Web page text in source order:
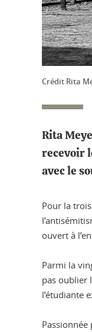
Crédit Rita
Rita
recevoir
avec le
Pour la
ouvert à
Parmi la
pas oublier
l’étudiante